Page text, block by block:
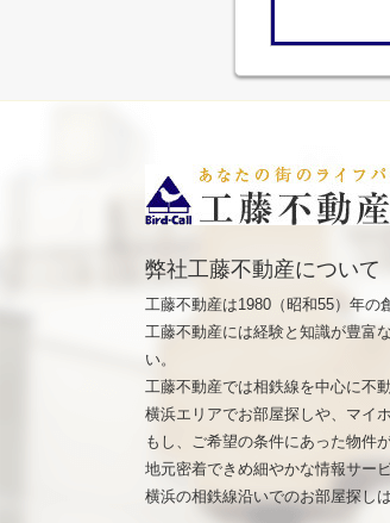
弊社工藤不動産について
工藤不動産は1980（昭和55）年の
工藤不動産には経験と知識が豊富
い。
工藤不動産では相鉄線を中心に不
横浜エリアでお部屋探しや、マイ
もし、ご希望の条件にあった物件
地元密着できめ細やかな情報サー
横浜の相鉄線沿いでのお部屋探し